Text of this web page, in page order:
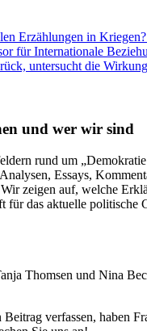
Erzählungen in
für Internationale
untersucht die
und wer wir sind
rund um
Essays,
zeigen auf, welche
für das aktuelle politische
Thomsen und Nina
Beitrag verfassen, haben